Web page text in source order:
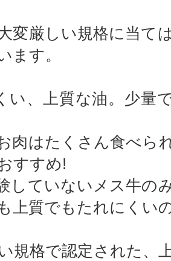
変厳しい規格に当て
ます。
い、上質な油。少量
肉はたくさん食べら
すすめ!
していないメス牛の
上質でもたれにくい
規格で認定された、